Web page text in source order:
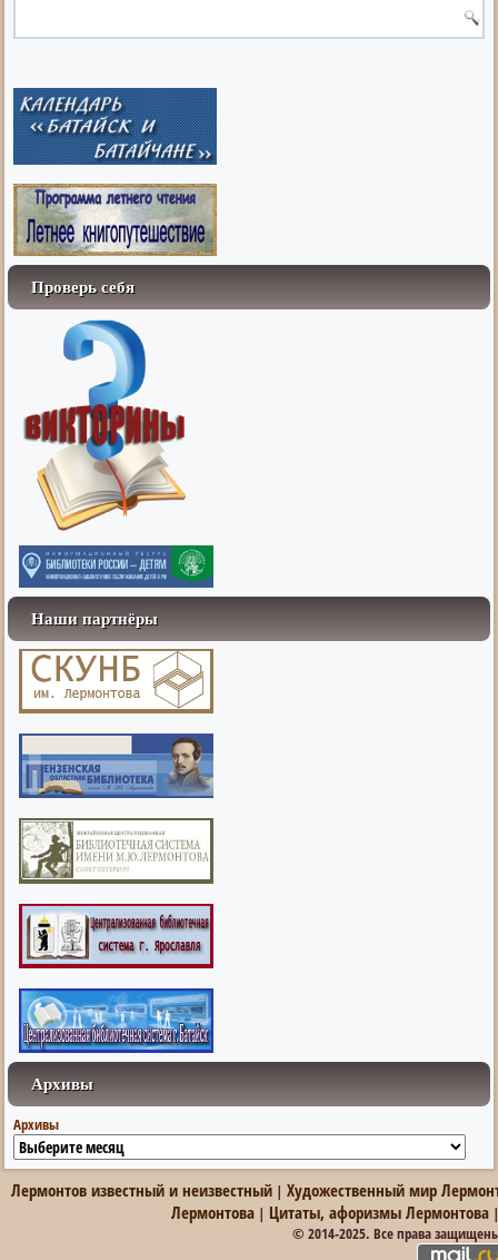
Проверь себя
Наши партнёры
Архивы
Архивы
Лермонтов известный и неизвестный |Художественный мир
Лермонтова | Цитаты, афоризмы Лермонтова
© 2014-2025. Все права